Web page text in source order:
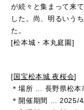
が続々と集まって来
した。尚、明るいう
た。
[松本城・本丸庭園]
[国宝松本城 夜桜会]
＊場所 … 長野県松本
＊開催期間 … 2025/